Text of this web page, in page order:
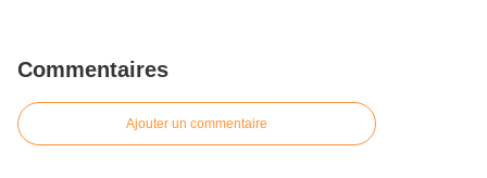
Commentaires
Ajouter un commentaire